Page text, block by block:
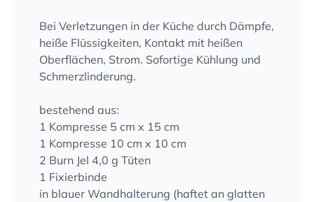
Bei Verletzungen in der Küche durch Dämpfe,
heiße Flüssigkeiten, Kontakt mit heißen
Oberflächen, Strom. Sofortige Kühlung und
Schmerzlinderung.
bestehend aus:
1 Kompresse 5 cm x 15 cm
1 Kompresse 10 cm x 10 cm
2 Burn Jel 4,0 g Tüten
1 Fixierbinde
in blauer Wandhalterung (haftet an glatten